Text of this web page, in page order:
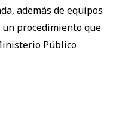
además de equipos
procedimiento que
Público